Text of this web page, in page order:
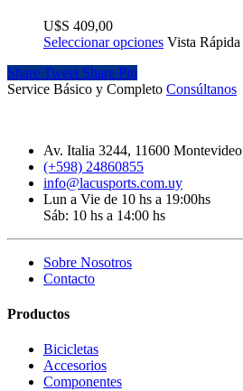
$
409,00
Seleccionar opciones Vista Rápida
Share Tweet Share Pin
Service Básico y Completo Consúltanos
Av. Italia 3244, 11600 Montevideo
(+598) 24860855
info@lacusports.com.uy
Lun a Vie de 10 hs a 19:00hs
Sáb: 10 hs a 14:00 hs
Sobre Nosotros
Contacto
Productos
Bicicletas
Accesorios
Componentes